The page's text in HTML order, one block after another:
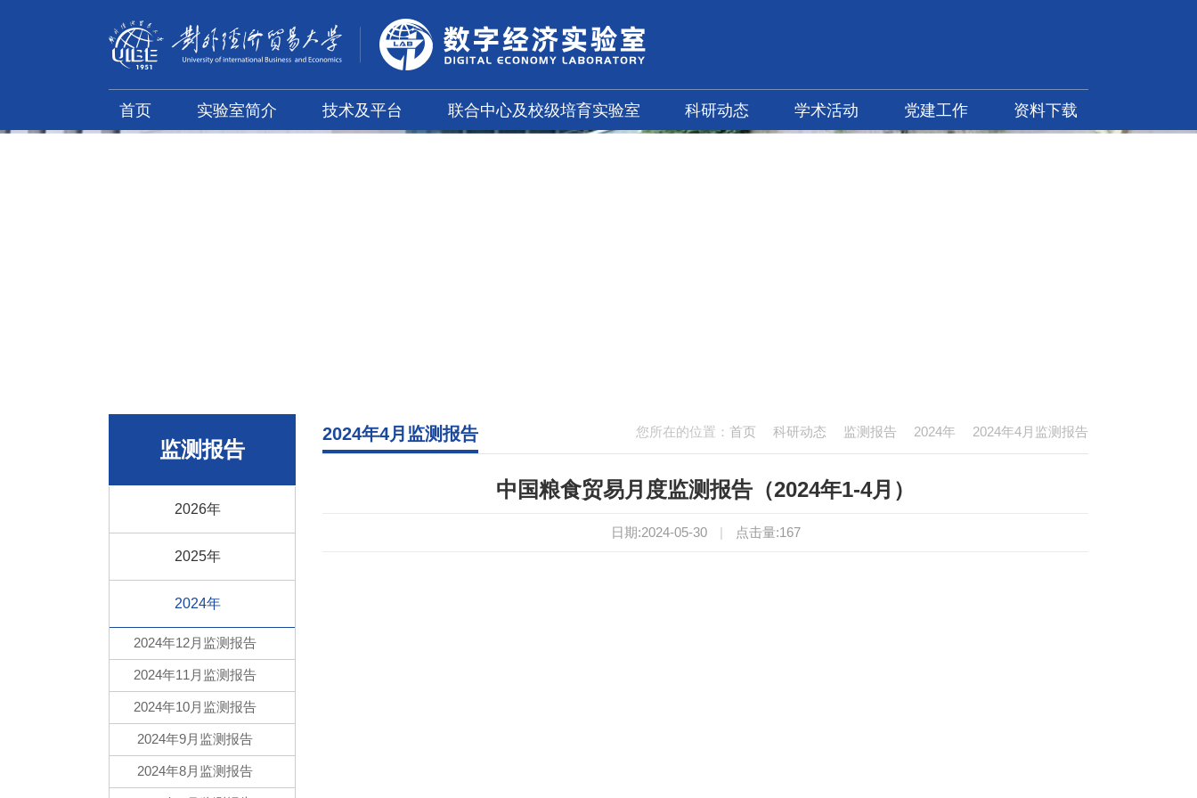
首页 实验室简介 技术及平台 联合中心及校级培育实验室 科研动态 学术活动 党建工作 资料下载
监测报告
2026年
2025年
2024年
2024年12月监测报告
2024年11月监测报告
2024年10月监测报告
2024年9月监测报告
2024年8月监测报告
您所在的位置： 首页 科研动态 监测报告 2024年 2024年4月监测报告
2024年4月监测报告
中国粮食贸易月度监测报告（2024年1-4月）
日期:2024-05-30 | 点击量:167